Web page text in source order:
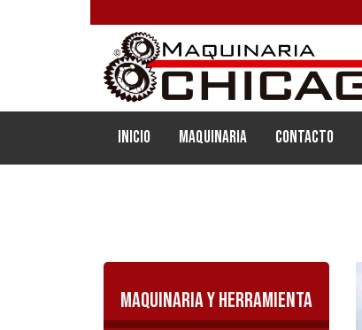
Inicio (current)
Maquinaria Contacto
Maquinaria y Herramienta